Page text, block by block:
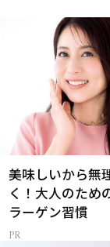
美味しいから無
く！大人のため
ラーゲン習慣